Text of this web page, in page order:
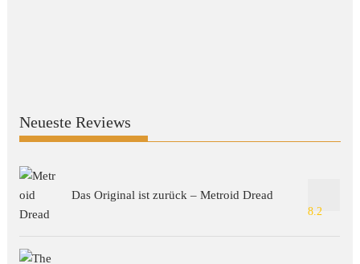
Neueste Reviews
Das Original ist zurück – Metroid Dread
8.2